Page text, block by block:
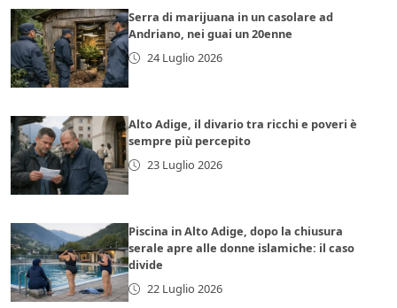
Serra di marijuana in un casolare ad
Andriano, nei guai un 20enne
24 Luglio 2026
Alto Adige, il divario tra ricchi e poveri è
sempre più percepito
23 Luglio 2026
Piscina in Alto Adige, dopo la chiusura
serale apre alle donne islamiche: il caso
divide
22 Luglio 2026